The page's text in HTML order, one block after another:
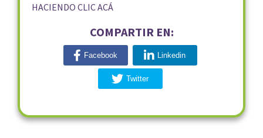
HACIENDO CLIC ACÁ
COMPARTIR EN:
Facebook Linkedin
Twitter